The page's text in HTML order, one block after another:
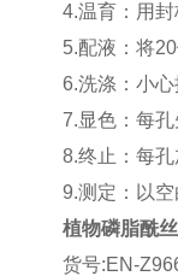
4.温育：用
5.配液：将
6.洗涤：小
7.显色：每
8.终止：每
9.测定：以
植物磷脂酰
货号:EN-